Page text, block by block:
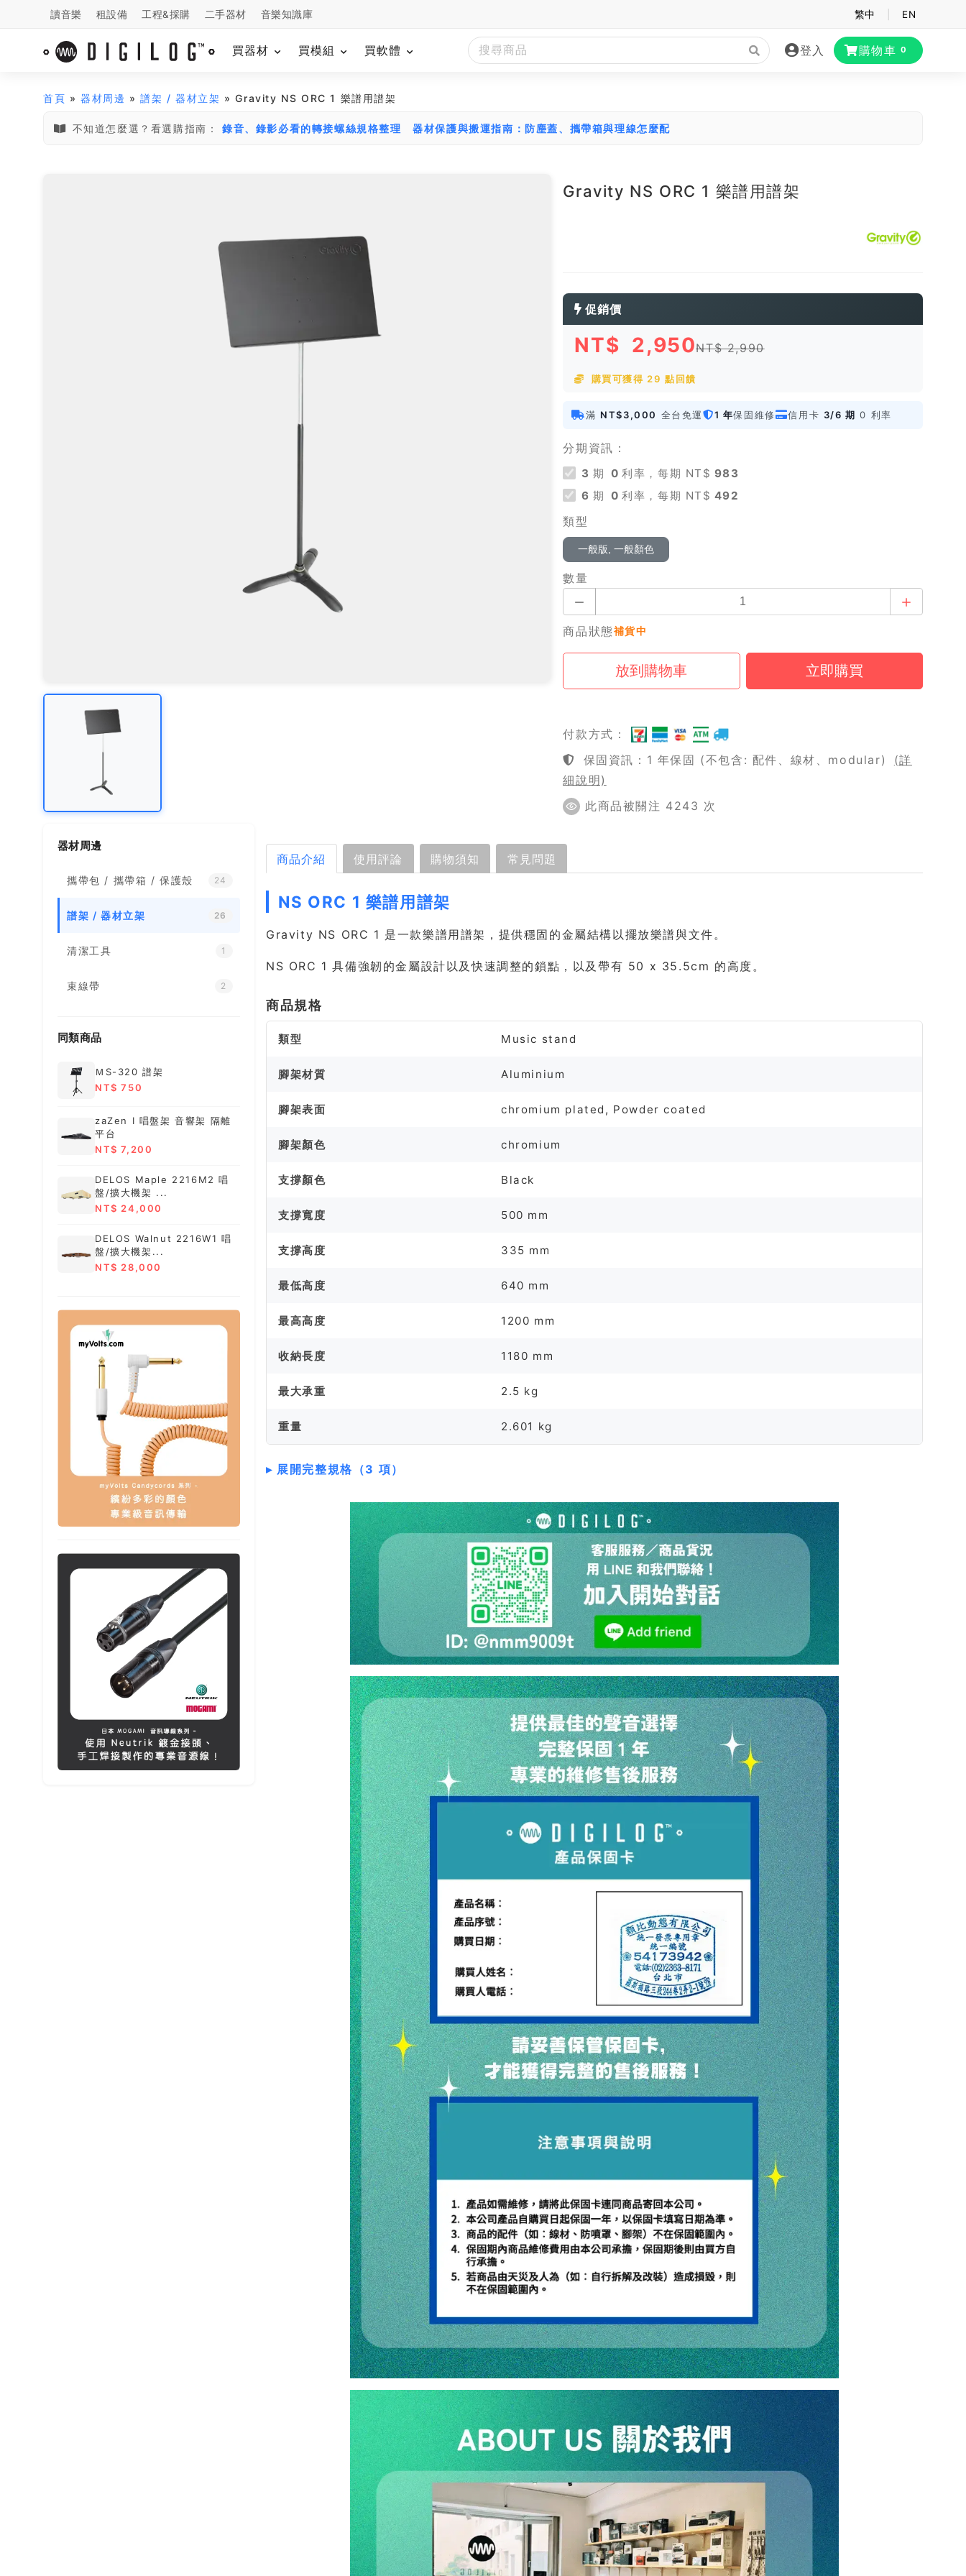
讀音樂 租設備 工程&採購 二手器材 音樂知識庫 繁中 EN
買器材 買模組 買軟體 登入 購物車 0
首頁 »器材周邊 »譜架 / 器材立架 » Gravity NS ORC 1 樂譜用譜架
不知道怎麼選？看選購指南： 錄音、錄影必看的轉接螺絲規格整理 器材保護與搬運指南：防塵蓋、攜帶箱與理線怎麼配
Gravity NS ORC 1 樂譜用譜架
促銷價
NT$ 2,950NT$ 2,990
購買可獲得 29 點回饋
滿 NT$3,000 全台免運 1 年保固維修 信用卡 3/6 期 0 利率
分期資訊：
3 期 0 利率，每期 NT$ 983
6 期 0 利率，每期 NT$ 492
類型
一般版, 一般顏色
數量
商品狀態補貨中
付款方式：
保固資訊：1 年保固 (不包含: 配件、線材、modular)
(詳
細說明)
此商品被關注 4243 次
器材周邊
攜帶包 / 攜帶箱 / 保護殼 24
譜架 / 器材立架 26
清潔工具 1
束線帶 2
同類商品
ＭS-320 譜架
NT$ 750
zaZen I 唱盤架 音響架 隔離
平台
NT$ 7,200
DELOS Maple 2216M2 唱
盤/擴大機架 ...
NT$ 24,000
DELOS Walnut 2216W1 唱
盤/擴大機架...
NT$ 28,000
商品介紹 使用評論 購物須知 常見問題
NS ORC 1 樂譜用譜架
Gravity NS ORC 1 是一款樂譜用譜架，提供穩固的金屬結構以擺放樂譜與文件。
NS ORC 1 具備強韌的金屬設計以及快速調整的鎖點，以及帶有 50 x 35.5cm 的高度。
商品規格
類型 Music stand
腳架材質 Aluminium
腳架表面 chromium plated, Powder coated
腳架顏色 chromium
支撐顏色 Black
支撐寬度 500 mm
支撐高度 335 mm
最低高度 640 mm
最高高度 1200 mm
收納長度 1180 mm
最大承重 2.5 kg
重量 2.601 kg
展開完整規格（3 項）